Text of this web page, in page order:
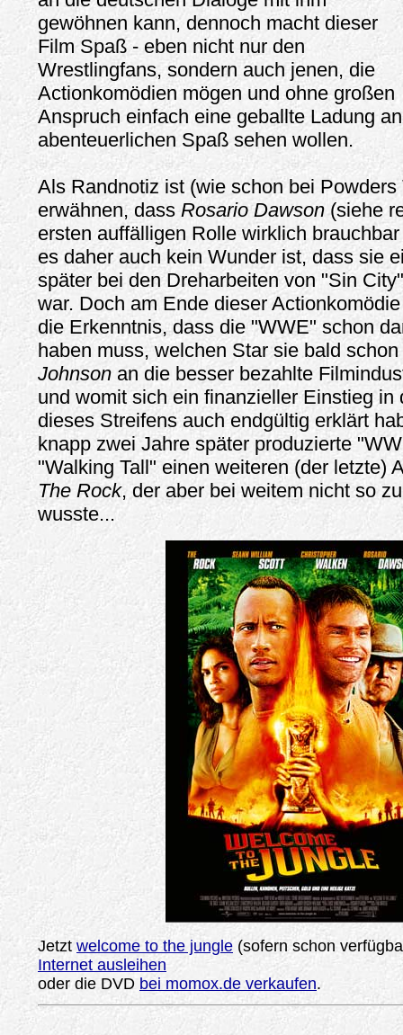
gewöhnen kann, dennoch macht dieser
Film Spaß - eben nicht nur den
Wrestlingfans, sondern auch jenen, die
Actionkomödien mögen und ohne großen
Anspruch einfach eine geballte Ladung an
abenteuerlichen Spaß sehen wollen.
Als Randnotiz ist (wie schon bei Powders
erwähnen, dass Rosario Dawson(siehe
ersten auffälligen Rolle wirklich
es daher auch kein Wunder ist, dass sie
später bei den Dreharbeiten von "Sin
war. Doch am Ende dieser
die Erkenntnis, dass die "WWE" schon
haben muss, welchen Star sie bald
Johnson an die besser bezahlte
und womit sich ein finanzieller Einstieg in
dieses Streifens auch endgültig erklärt
knapp zwei Jahre später produzierte
"Walking Tall" einen weiteren (der letzte)
The Rock, der aber bei weitem nicht so
wusste...
Jetzt welcome to the jungle (sofern schon
Internet ausleihen
oder die DVD bei momox.de verkaufen.